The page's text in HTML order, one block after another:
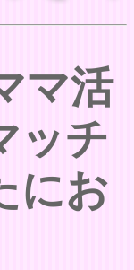
マ活
ッチ
にお